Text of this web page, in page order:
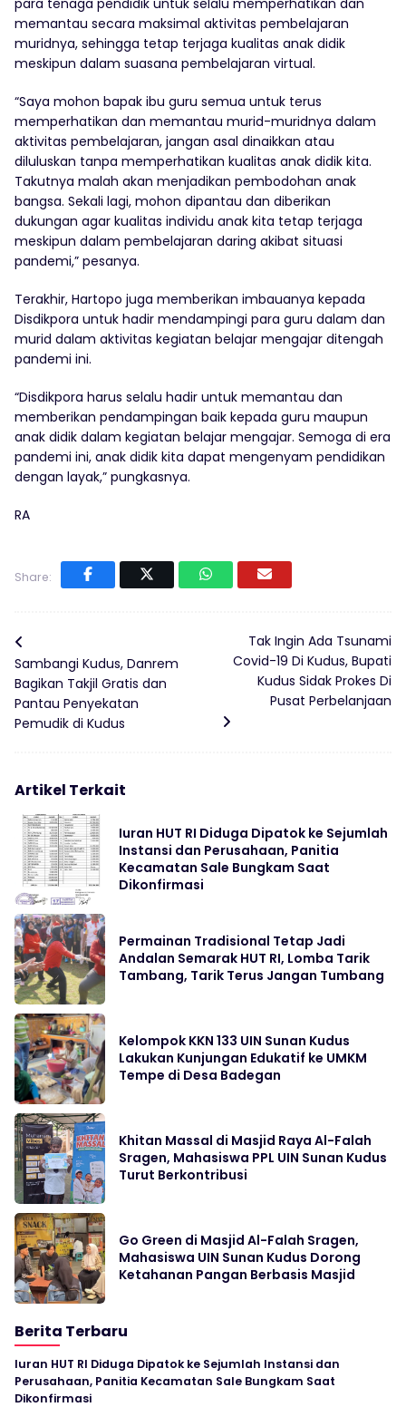
memantau secara maksimal aktivitas pembelajaran
muridnya, sehingga tetap terjaga kualitas anak didik
meskipun dalam suasana pembelajaran virtual.
“Saya mohon bapak ibu guru semua untuk terus
memperhatikan dan memantau murid-muridnya dalam
aktivitas pembelajaran, jangan asal dinaikkan atau
diluluskan tanpa memperhatikan kualitas anak didik kita.
Takutnya malah akan menjadikan pembodohan anak
bangsa. Sekali lagi, mohon dipantau dan diberikan
dukungan agar kualitas individu anak kita tetap terjaga
meskipun dalam pembelajaran daring akibat situasi
pandemi,” pesanya.
Terakhir, Hartopo juga memberikan imbauanya kepada
Disdikpora untuk hadir mendampingi para guru dalam dan
murid dalam aktivitas kegiatan belajar mengajar ditengah
pandemi ini.
“Disdikpora harus selalu hadir untuk memantau dan
memberikan pendampingan baik kepada guru maupun
anak didik dalam kegiatan belajar mengajar. Semoga di era
pandemi ini, anak didik kita dapat mengenyam pendidikan
dengan layak,” pungkasnya.
RA
Share:
Sambangi Kudus, Danrem
Bagikan Takjil Gratis dan
Pantau Penyekatan
Pemudik di Kudus
Tak Ingin Ada Tsunami
Covid-19 Di Kudus, Bupati
Kudus Sidak Prokes Di
Pusat Perbelanjaan
Artikel Terkait
Iuran HUT RI Diduga Dipatok ke Sejumlah
Instansi dan Perusahaan, Panitia
Kecamatan Sale Bungkam Saat
Dikonfirmasi
Permainan Tradisional Tetap Jadi
Andalan Semarak HUT RI, Lomba Tarik
Tambang, Tarik Terus Jangan Tumbang
Kelompok KKN 133 UIN Sunan Kudus
Lakukan Kunjungan Edukatif ke UMKM
Tempe di Desa Badegan
Khitan Massal di Masjid Raya Al-Falah
Sragen, Mahasiswa PPL UIN Sunan Kudus
Turut Berkontribusi
Go Green di Masjid Al-Falah Sragen,
Mahasiswa UIN Sunan Kudus Dorong
Ketahanan Pangan Berbasis Masjid
Berita Terbaru
Iuran HUT RI Diduga Dipatok ke Sejumlah Instansi dan
Perusahaan, Panitia Kecamatan Sale Bungkam Saat
Dikonfirmasi